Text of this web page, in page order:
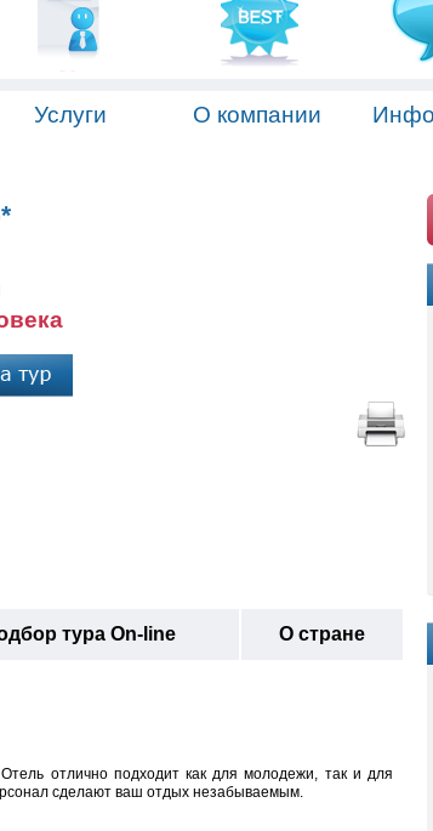
Услуги О компании
тура On-line О стране
отлично подходит как для молодежи, так и для
сделают ваш отдых незабываемым.